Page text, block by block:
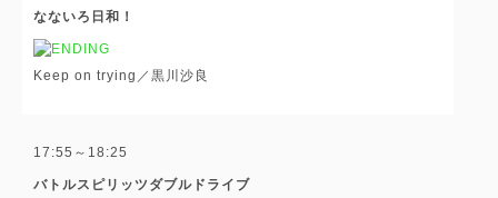
なないろ日和！
Keep on trying／黒川沙良
17:55～18:25
バトルスピリッツダブルドライブ